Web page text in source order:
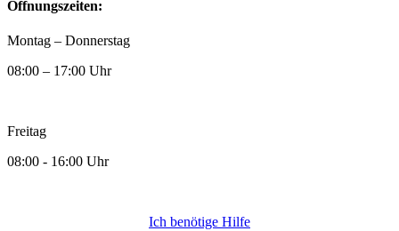
Öffnungszeiten:
Montag – Donnerstag
08:00 – 17:00 Uhr
Freitag
08:00 - 16:00 Uhr
Ich benötige Hilfe